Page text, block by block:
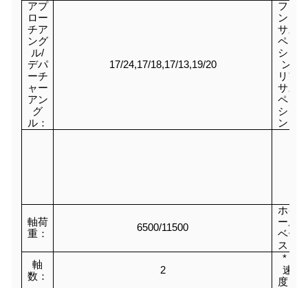
アプ
ロー
チア
ング
ル/
デパ
ーチ
ャー
アン
グ
ル：
17/24,17/18,17/13,19/20
フロ
ント
サス
ペン
ショ
ン/
リア
サス
ペン
ショ
ン：
軸荷
重：
6500/11500
ホイ
ール
ベー
ス：
軸
数：
2
* *
速
度：